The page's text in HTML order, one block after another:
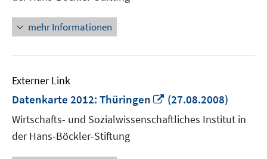
mehr Informationen
Externer Link
Datenkarte 2012: Thüringen
In
neuem
Fenster
(27.08.2008)
Wirtschafts- und Sozialwissenschaftliches Institut in
der Hans-Böckler-Stiftung